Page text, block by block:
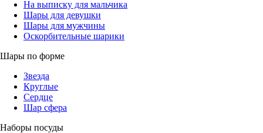
На выписку для мальчика
Шары для девушки
Шары для мужчины
Оскорбительные шарики
Шары по форме
Звезда
Круглые
Сердце
Шар сфера
Наборы посуды